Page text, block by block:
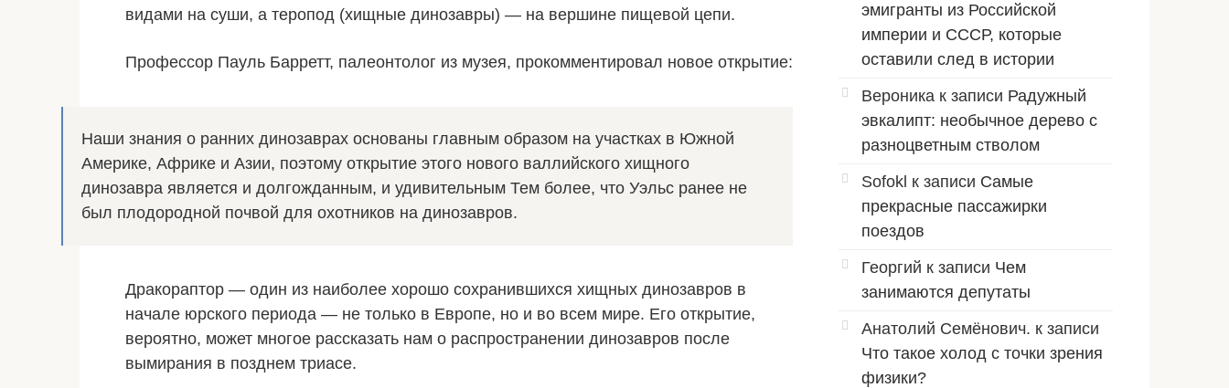
видами на суши, а теропод (хищные динозавры) — на вершине пищевой цепи.
Профессор Пауль Барретт, палеонтолог из музея, прокомментировал новое открытие:
Наши знания о ранних динозаврах основаны главным образом на участках в Южной
Америке, Африке и Азии, поэтому открытие этого нового валлийского хищного
динозавра является и долгожданным, и удивительным Тем более, что Уэльс ранее не
был плодородной почвой для охотников на динозавров.
Дракораптор — один из наиболее хорошо сохранившихся хищных динозавров в
начале юрского периода — не только в Европе, но и во всем мире. Его открытие,
вероятно, может многое рассказать нам о распространении динозавров после
вымирания в позднем триасе.
эмигранты из Российской
империи и СССР, которые
оставили след в истории
Вероника к записи Радужный
эвкалипт: необычное дерево с
разноцветным стволом
Sofokl к записи Самые
прекрасные пассажирки
поездов
Георгий к записи Чем
занимаются депутаты
Анатолий Семёнович. к записи
Что такое холод с точки зрения
физики?